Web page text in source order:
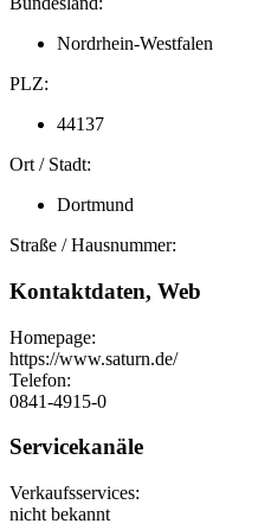
Nordrhein-Westfalen
PLZ:
44137
Ort / Stadt:
Dortmund
Straße / Hausnummer:
Kontaktdaten, Web
Homepage:
https://www.saturn.de/
Telefon:
0841-4915-0
Servicekanäle
Verkaufsservices:
nicht bekannt